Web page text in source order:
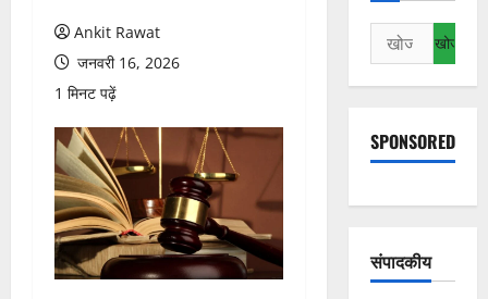
Ankit Rawat
जनवरी 16, 2026
1 मिनट पढ़ें
निम्न
को
खोजें:
SPONSORED
संपादकीय